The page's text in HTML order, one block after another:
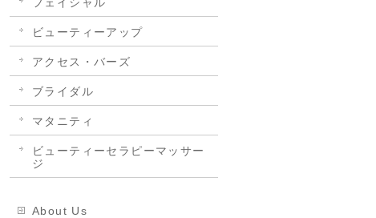
ビューティーアップ
アクセス・バーズ
ブライダル
マタニティ
ビューティーセラピーマッサー
ジ
About Us